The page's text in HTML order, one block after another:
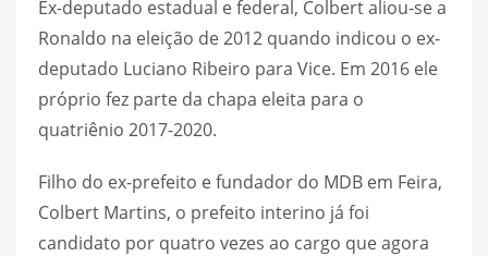
Ex-deputado estadual e federal, Colbert aliou-se a
Ronaldo na eleição de 2012 quando indicou o ex-
deputado Luciano Ribeiro para Vice. Em 2016 ele
próprio fez parte da chapa eleita para o
quatriênio 2017-2020.
Filho do ex-prefeito e fundador do MDB em Feira,
Colbert Martins, o prefeito interino já foi
candidato por quatro vezes ao cargo que agora